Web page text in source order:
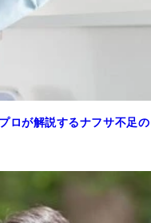
ロが解説するナフサ不足の